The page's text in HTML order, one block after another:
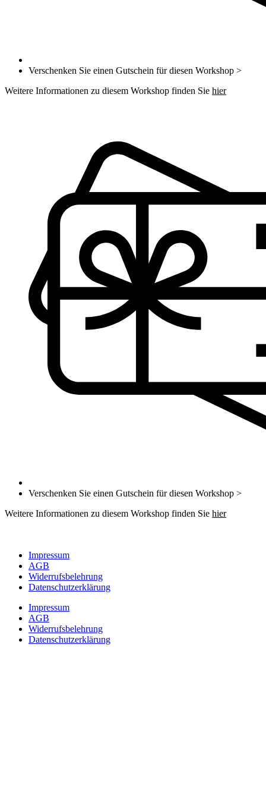
Verschenken Sie einen Gutschein für diesen Workshop >
Weitere Informationen zu diesem Workshop finden Sie hier
Verschenken Sie einen Gutschein für diesen Workshop >
Weitere Informationen zu diesem Workshop finden Sie hier
Impressum
AGB
Widerrufsbelehrung
Datenschutzerklärung
Impressum
AGB
Widerrufsbelehrung
Datenschutzerklärung